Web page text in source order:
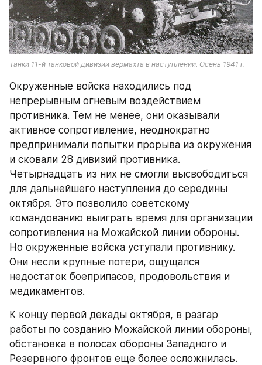
Танки 11-й танковой дивизии вермахта в наступлении. Осень 1941 г.
Окруженные войска находились под
непрерывным огневым воздействием
противника. Тем не менее, они оказывали
активное сопротивление, неоднократно
предпринимали попытки прорыва из окружения
и сковали 28 дивизий противника.
Четырнадцать из них не смогли высвободиться
для дальнейшего наступления до середины
октября. Это позволило советскому
командованию выиграть время для организации
сопротивления на Можайской линии обороны.
Но окруженные войска уступали противнику.
Они несли крупные потери, ощущался
недостаток боеприпасов, продовольствия и
медикаментов.
К концу первой декады октября, в разгар
работы по созданию Можайской линии обороны,
обстановка в полосах обороны Западного и
Резервного фронтов еще более осложнилась.